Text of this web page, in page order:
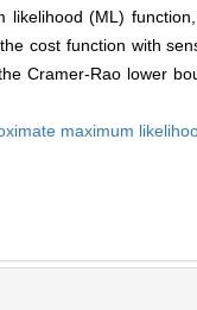
likelihood (ML)
cost function with
Cramer-Rao lower
maximum